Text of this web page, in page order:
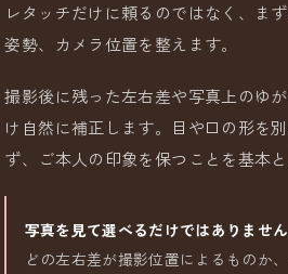
レタッチだけに頼るのではなく、ま
姿勢、カメラ位置を整えます。
撮影後に残った左右差や写真上のゆ
け自然に補正します。目や口の形を
ず、ご本人の印象を保つことを基本と
写真を見て選べるだけではありません
どの左右差が撮影位置によるものか